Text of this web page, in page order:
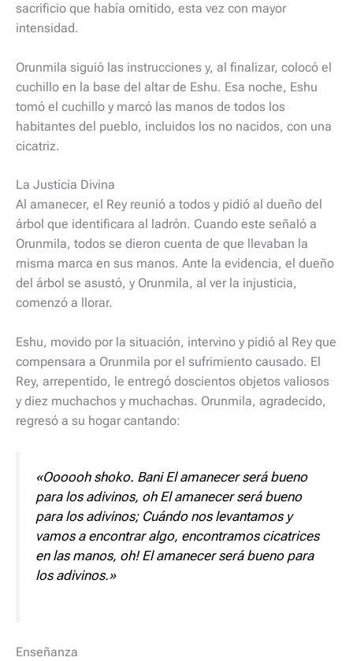
sacrificio que había omitido, esta vez con mayor
intensidad.
Orunmila siguió las instrucciones y, al finalizar, colocó el
cuchillo en la base del altar de Eshu. Esa noche, Eshu
tomó el cuchillo y marcó las manos de todos los
habitantes del pueblo, incluidos los no nacidos, con una
cicatriz.
La Justicia Divina
Al amanecer, el Rey reunió a todos y pidió al dueño del
árbol que identificara al ladrón. Cuando este señaló a
Orunmila, todos se dieron cuenta de que llevaban la
misma marca en sus manos. Ante la evidencia, el dueño
del árbol se asustó, y Orunmila, al ver la injusticia,
comenzó a llorar.
Eshu, movido por la situación, intervino y pidió al Rey que
compensara a Orunmila por el sufrimiento causado. El
Rey, arrepentido, le entregó doscientos objetos valiosos
y diez muchachos y muchachas. Orunmila, agradecido,
regresó a su hogar cantando:
«Oooooh shoko. Bani El amanecer será bueno
para los adivinos, oh El amanecer será bueno
para los adivinos; Cuándo nos levantamos y
vamos a encontrar algo, encontramos cicatrices
en las manos, oh! El amanecer será bueno para
los adivinos.»
Enseñanza